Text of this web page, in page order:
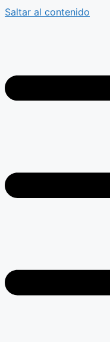
Saltar al contenido